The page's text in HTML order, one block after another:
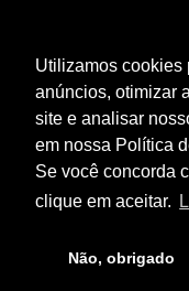
Utilizamos cookies
anúncios, otimizar
site e analisar
em nossa Política
Se você concorda
clique em aceitar.
Não, obrigado
HOME
Resultado